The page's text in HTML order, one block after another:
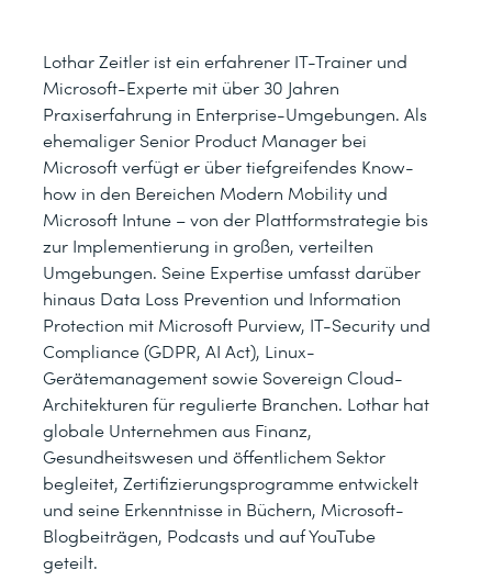
Lothar Zeitler ist ein erfahrener IT-Trainer und
Microsoft-Experte mit über 30 Jahren
Praxiserfahrung in Enterprise-Umgebungen. Als
ehemaliger Senior Product Manager bei
Microsoft verfügt er über tiefgreifendes Know-
how in den Bereichen Modern Mobility und
Microsoft Intune – von der Plattformstrategie bis
zur Implementierung in großen, verteilten
Umgebungen. Seine Expertise umfasst darüber
hinaus Data Loss Prevention und Information
Protection mit Microsoft Purview, IT-Security und
Compliance (GDPR, AI Act), Linux-
Gerätemanagement sowie Sovereign Cloud-
Architekturen für regulierte Branchen. Lothar hat
globale Unternehmen aus Finanz,
Gesundheitswesen und öffentlichem Sektor
begleitet, Zertifizierungsprogramme entwickelt
und seine Erkenntnisse in Büchern, Microsoft-
Blogbeiträgen, Podcasts und auf YouTube
geteilt.